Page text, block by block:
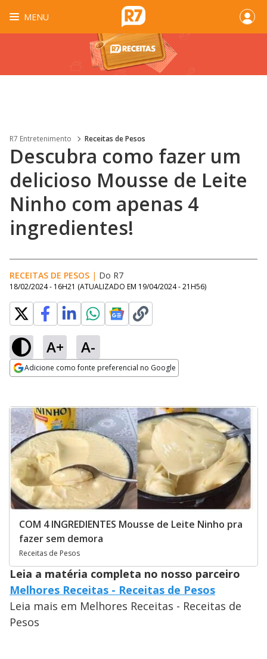
MENU
R7 Entretenimento Receitas de Pesos
Descubra como fazer um
delicioso Mousse de Leite
Ninho com apenas 4
ingredientes!
RECEITAS DE PESOS | Do R7
18/02/2024 - 16H21 (ATUALIZADO EM 19/04/2024 - 21H56)
A+ A-
Adicione como fonte preferencial no Google
COM 4 INGREDIENTES Mousse de Leite Ninho pra
fazer sem demora
Receitas de Pesos
Leia a matéria completa no nosso parceiro
Melhores Receitas - Receitas de Pesos
Leia mais em Melhores Receitas - Receitas de
Pesos